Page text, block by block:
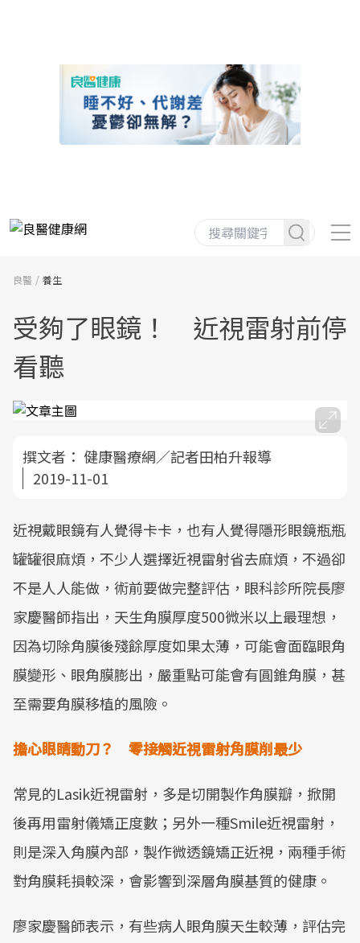
良醫 養生
受夠了眼鏡！ 近視雷射前停
看聽
撰文者： 健康醫療網／記者田柏升報導
2019-11-01
近視戴眼鏡有人覺得卡卡，也有人覺得隱形眼鏡瓶瓶
罐罐很麻煩，不少人選擇近視雷射省去麻煩，不過卻
不是人人能做，術前要做完整評估，眼科診所院長廖
家慶醫師指出，天生角膜厚度500微米以上最理想，
因為切除角膜後殘餘厚度如果太薄，可能會面臨眼角
膜變形、眼角膜膨出，嚴重點可能會有圓錐角膜，甚
至需要角膜移植的風險。
擔心眼睛動刀？ 零接觸近視雷射角膜削最少
常見的Lasik近視雷射，多是切開製作角膜瓣，掀開
後再用雷射儀矯正度數；另外一種Smile近視雷射，
則是深入角膜內部，製作微透鏡矯正近視，兩種手術
對角膜耗損較深，會影響到深層角膜基質的健康。
廖家慶醫師表示，有些病人眼角膜天生較薄，評估完